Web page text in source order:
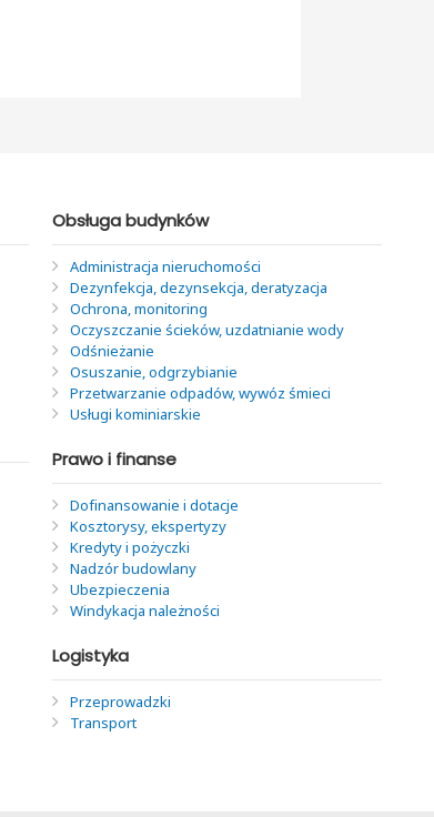
Obsługa budynków
Administracja nieruchomości
Dezynfekcja, dezynsekcja, deratyzacja
Ochrona, monitoring
Oczyszczanie ścieków, uzdatnianie wody
Odśnieżanie
Osuszanie, odgrzybianie
Przetwarzanie odpadów, wywóz śmieci
Usługi kominiarskie
Prawo i finanse
Dofinansowanie i dotacje
Kosztorysy, ekspertyzy
Kredyty i pożyczki
Nadzór budowlany
Ubezpieczenia
Windykacja należności
Logistyka
Przeprowadzki
Transport